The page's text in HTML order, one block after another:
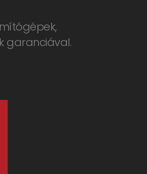
garanciával.